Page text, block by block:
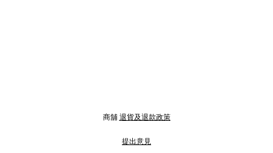
商舖 退貨及退款政策
提出意見